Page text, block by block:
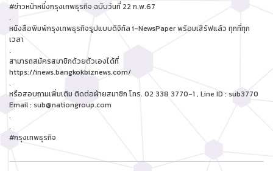
#ข่าวหน้าหนึ่งกรุงเทพธุรกิจ ฉบับวันที่ 22 ก.พ.67
.
หนังสือพิมพ์กรุงเทพธุรกิจรูปแบบดิจิทัล i-NewsPaper พร้อมเสิร์ฟแล้ว ทุกที่ทุก
เวลา
.
สามารถสมัครสมาชิกด้วยตัวเองได้ที่
https://inews.bangkokbiznews.com/
.
หรือสอบถามเพิ่มเติม ติดต่อฝ่ายสมาชิก โทร. 02 338 3770-1 , Line ID : sub3770
Email : sub@nationgroup.com
.
.
#กรุงเทพธุรกิจ